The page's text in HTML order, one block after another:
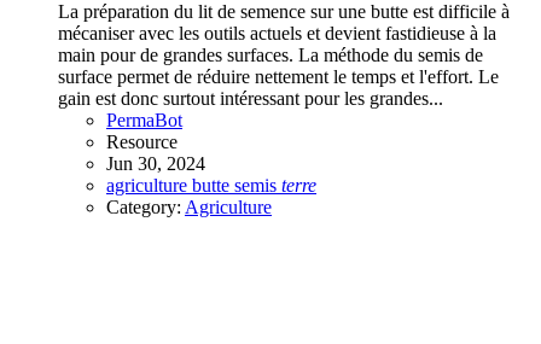
La préparation du lit de semence sur une butte est difficile à
mécaniser avec les outils actuels et devient fastidieuse à la
main pour de grandes surfaces. La méthode du semis de
surface permet de réduire nettement le temps et l'effort. Le
gain est donc surtout intéressant pour les grandes...
PermaBot
Resource
Jun 30, 2024
agriculture butte semis terre
Category: Agriculture